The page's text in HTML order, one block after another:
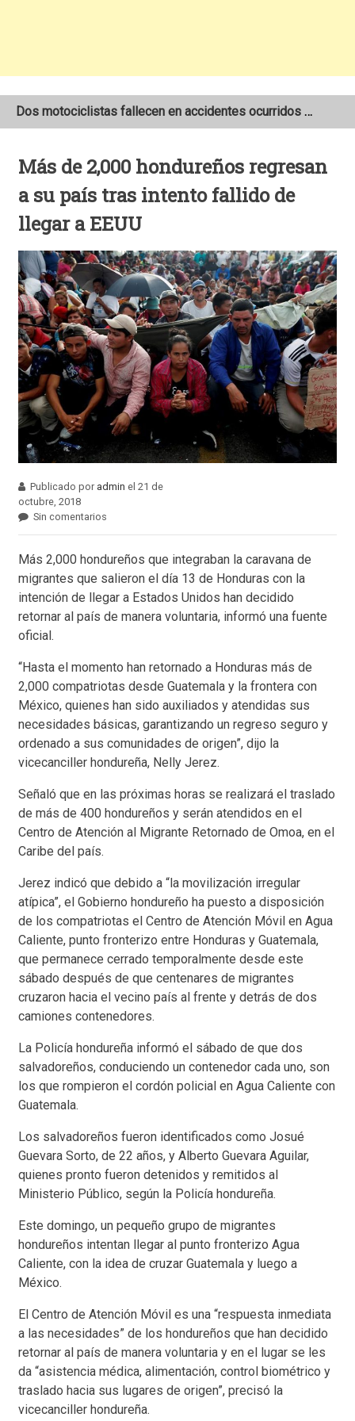
Dos motociclistas fallecen en accidentes ocurridos en la Carretera Nueva a León
NOAA mantiene pronóstico de una temporada de huracanes por debajo de lo normal en el Atlántico
Más de 2,000 hondureños regresan
a su país tras intento fallido de
llegar a EEUU
Publicado por admin el 21 de
octubre, 2018
Sin comentarios
Más 2,000 hondureños que integraban la caravana de
migrantes que salieron el día 13 de Honduras con la
intención de llegar a Estados Unidos han decidido
retornar al país de manera voluntaria, informó una fuente
oficial.
“Hasta el momento han retornado a Honduras más de
2,000 compatriotas desde Guatemala y la frontera con
México, quienes han sido auxiliados y atendidas sus
necesidades básicas, garantizando un regreso seguro y
ordenado a sus comunidades de origen”, dijo la
vicecanciller hondureña, Nelly Jerez.
Señaló que en las próximas horas se realizará el traslado
de más de 400 hondureños y serán atendidos en el
Centro de Atención al Migrante Retornado de Omoa, en el
Caribe del país.
Jerez indicó que debido a “la movilización irregular
atípica”, el Gobierno hondureño ha puesto a disposición
de los compatriotas el Centro de Atención Móvil en Agua
Caliente, punto fronterizo entre Honduras y Guatemala,
que permanece cerrado temporalmente desde este
sábado después de que centenares de migrantes
cruzaron hacia el vecino país al frente y detrás de dos
camiones contenedores.
La Policía hondureña informó el sábado de que dos
salvadoreños, conduciendo un contenedor cada uno, son
los que rompieron el cordón policial en Agua Caliente con
Guatemala.
Los salvadoreños fueron identificados como Josué
Guevara Sorto, de 22 años, y Alberto Guevara Aguilar,
quienes pronto fueron detenidos y remitidos al
Ministerio Público, según la Policía hondureña.
Este domingo, un pequeño grupo de migrantes
hondureños intentan llegar al punto fronterizo Agua
Caliente, con la idea de cruzar Guatemala y luego a
México.
El Centro de Atención Móvil es una “respuesta inmediata
a las necesidades” de los hondureños que han decidido
retornar al país de manera voluntaria y en el lugar se les
da “asistencia médica, alimentación, control biométrico y
traslado hacia sus lugares de origen”, precisó la
vicecanciller hondureña.